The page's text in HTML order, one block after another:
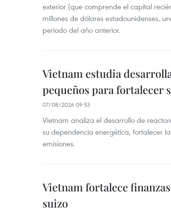
exterior (que comprende el capital
millones de dólares estadounidenses,
periodo del año anterior.
Vietnam estudia
pequeños para fortalecer
07/08/2026 09:53
Vietnam analiza el desarrollo de
su dependencia energética, fortalecer
emisiones.
Vietnam fortalece
suizo